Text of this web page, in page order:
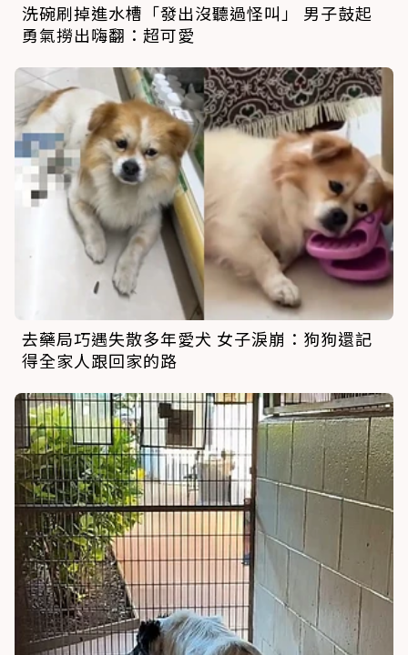
洗碗刷掉進水槽「發出沒聽過怪叫」 男子鼓起
勇氣撈出嗨翻：超可愛
去藥局巧遇失散多年愛犬 女子淚崩：狗狗還記
得全家人跟回家的路